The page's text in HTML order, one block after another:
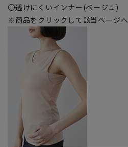
〇透けにくいインナー(ベージュ)
※商品をクリックして該当ページへ